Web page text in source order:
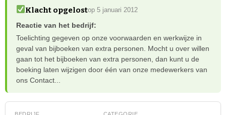
Klacht opgelostop 5 januari 2012
Reactie van het bedrijf:
Toelichting gegeven op onze voorwaarden en werkwijze in
geval van bijboeken van extra personen. Mocht u over willen
gaan tot het bijboeken van extra personen, dan kunt u de
boeking laten wijzigen door één van onze medewerkers van
ons Contact...
BEDRIJF CATEGORIE